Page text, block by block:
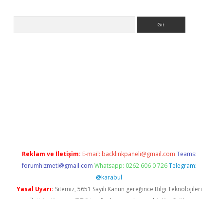
Reklam ve İletişim: E-mail: backlinkpaneli@gmail.com Teams:
forumhizmeti@gmail.com Whatsapp: 0262 606 0 726 Telegram:
@karabul
Yasal Uyarı: Sitemiz, 5651 Sayılı Kanun gereğince Bilgi Teknolojileri